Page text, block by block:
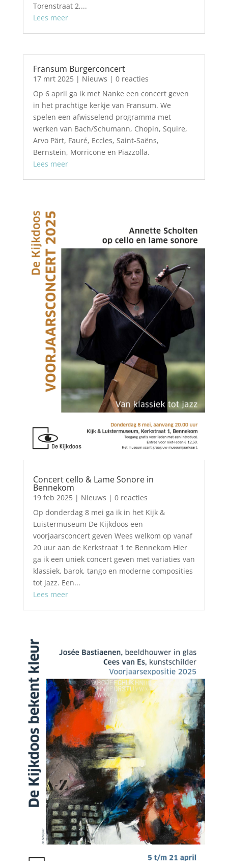
Torenstraat 2,...
Lees meer
Fransum Burgerconcert
17 mrt 2025| Nieuws | 0 reacties
Op 6 april ga ik met Nanke een concert geven
in het prachtige kerkje van Fransum. We
spelen een afwisselend programma met
werken van Bach/Schumann, Chopin, Squire,
Arvo Pärt, Fauré, Eccles, Saint-Saëns,
Bernstein, Morricone en Piazzolla.
Lees meer
Concert cello & Lame Sonore in
Bennekom
19 feb 2025| Nieuws | 0 reacties
Op donderdag 8 mei ga ik in het Kijk &
Luistermuseum De Kijkdoos een
voorjaarsconcert geven Wees welkom op vanaf
20 uur aan de Kerkstraat 1 te Bennekom Hier
ga ik een uniek concert geven met variaties van
klassiek, barok, tango en moderne composities
tot jazz. Een...
Lees meer